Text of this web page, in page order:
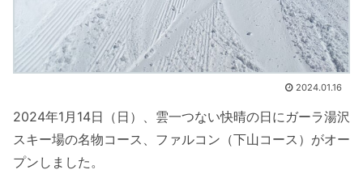
2024.01.16
2024年1月14日（日）、雲一つない快晴の日にガーラ湯沢
スキー場の名物コース、ファルコン（下山コース）がオー
プンしました。